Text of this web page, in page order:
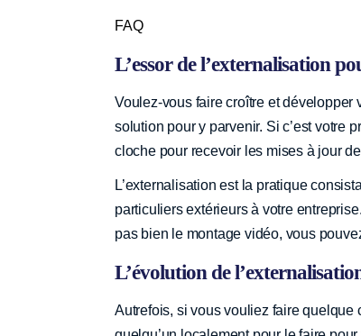
FAQ
L’essor de l’externalisation
Voulez-vous faire croître et développer
solution pour y parvenir. Si c’est votre
cloche pour recevoir les mises à jour
L’externalisation est la pratique
particuliers extérieurs à votre
pas bien le montage vidéo, vous
L’évolution de
Autrefois, si vous vouliez faire quelque